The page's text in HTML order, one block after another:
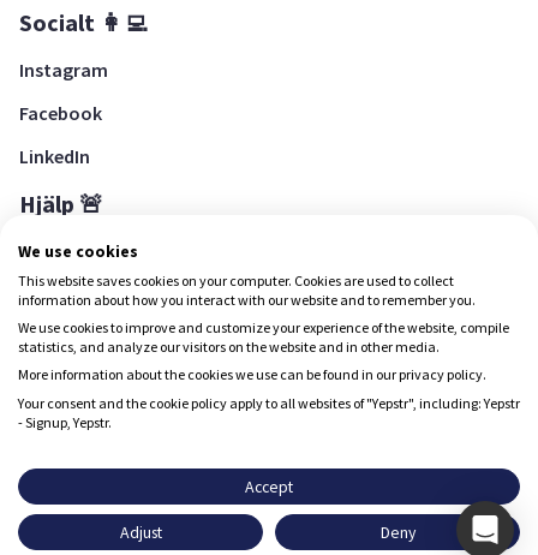
Socialt 👩‍💻
Instagram
Facebook
LinkedIn
Hjälp 🚨
Hjälpcenter
Ladda ned Yepstr
Ladda ned Yepstr
Yepstr AB • Org. 556997-9817 • Skeppsbron 28, 111 30
Stockholm
upplevelse.
We use cookies
This website saves cookies on your computer. Cookies are used to collect
information about how you interact with our website and to remember you.
We use cookies to improve and customize your experience of the website, compile
statistics, and analyze our visitors on the website and in other media.
More information about the cookies we use can be found in our privacy policy.
Your consent and the cookie policy apply to all websites of "Yepstr", including: Yepstr
- Signup, Yepstr.
Accept
Adjust Deny